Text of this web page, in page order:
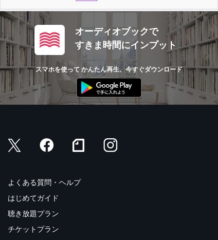
オーディオブックで
すきま時間にインプット
スマホを使って かんたん再生、今すぐダウンロード
よくある質問・ヘルプ
はじめてガイド
聴き放題プラン
チケットプラン